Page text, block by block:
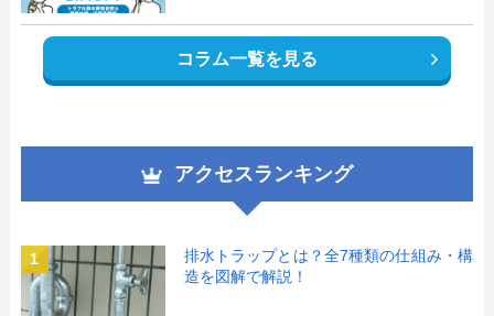
コラム一覧を見る
アクセスランキング
1
排水トラップとは？全7種類の仕組み・構
造を図解で解説！